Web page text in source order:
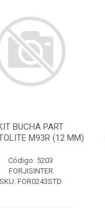
BUCHA PART
M93R (12 MM)
Código: 5203
FORJISINTER
SKU: FOR0243STD